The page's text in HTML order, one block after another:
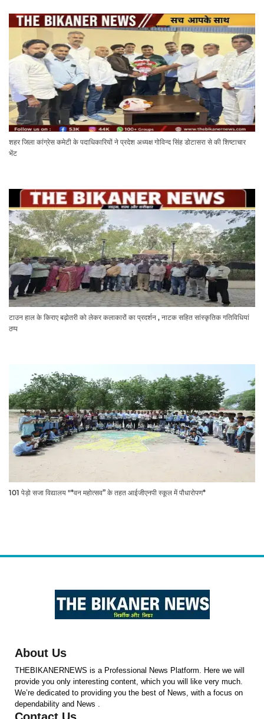
शहर जिला कांग्रेस कमेटी के पदाधिकारियों ने प्रदेश अध्यक्ष गोविन्द सिंह डोटासरा से की शिष्टाचार
भेंट
टाउन हाल के किराए बढ़ोतरी को लेकर कलाकारों का प्रदर्शन , नाटक सहित सांस्कृतिक गतिविधियां
ठप्प
101 पेड़ो सजा विद्यालय "*वन महोत्सव” के तहत आईजीएनपी स्कूल में पौधारोपण*
About Us
THEBIKANERNEWS is a Professional News Platform. Here we will
provide you only interesting content, which you will like very much.
We’re dedicated to providing you the best of News, with a focus on
dependability and News .